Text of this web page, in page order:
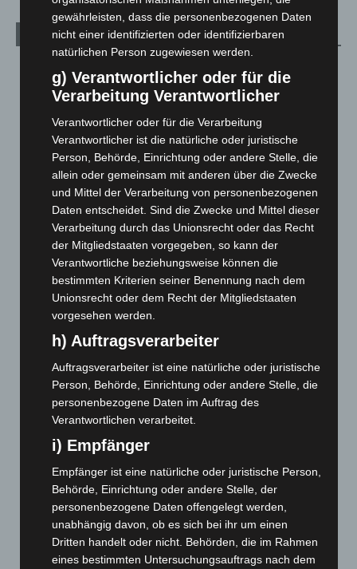
Archiv
August 2026
Juli 2026(73)
Juni 2026(139)
Mai 2026(99)
April 2026(99)
März 2026(115)
Februar 2026(109)
Januar 2026(122)
Dezember 2025(103)
November 2025 (114)
Oktober 2025
September 2025
Juli 2025(90)
Juni 2025(103)
Mai 2025(112)
April 2025(88)
März 2025(111)
Februar 2025(96)
Januar 2025(88)
Dezember 2024(89)
gewährleisten, dass die personenbezogenen Daten
nicht einer identifizierten oder identifizierbaren
natürlichen Person zugewiesen werden.
g) Verantwortlicher oder für die
Verarbeitung Verantwortlicher
Verantwortlicher oder für die Verarbeitung
Verantwortlicher ist die natürliche oder juristische
Person, Behörde, Einrichtung oder andere Stelle, die
allein oder gemeinsam mit anderen über die Zwecke
und Mittel der Verarbeitung von personenbezogenen
Daten entscheidet. Sind die Zwecke und Mittel dieser
Verarbeitung durch das Unionsrecht oder das Recht
der Mitgliedstaaten vorgegeben, so kann der
Verantwortliche beziehungsweise können die
bestimmten Kriterien seiner Benennung nach dem
Unionsrecht oder dem Recht der Mitgliedstaaten
vorgesehen werden.
h) Auftragsverarbeiter
Auftragsverarbeiter ist eine natürliche oder juristische
Person, Behörde, Einrichtung oder andere Stelle, die
personenbezogene Daten im Auftrag des
Verantwortlichen verarbeitet.
i) Empfänger
Empfänger ist eine natürliche oder juristische Person,
Behörde, Einrichtung oder andere Stelle, der
personenbezogene Daten offengelegt werden,
unabhängig davon, ob es sich bei ihr um einen
Dritten handelt oder nicht. Behörden, die im Rahmen
eines bestimmten Untersuchungsauftrags nach dem